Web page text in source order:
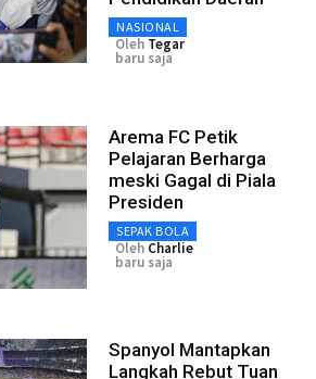
NASIONAL
Oleh Tegar
baru saja
Arema FC Petik
Pelajaran Berharga
meski Gagal di Piala
Presiden
SEPAK BOLA
Oleh Charlie
baru saja
Spanyol Mantapkan
Langkah Rebut Tuan